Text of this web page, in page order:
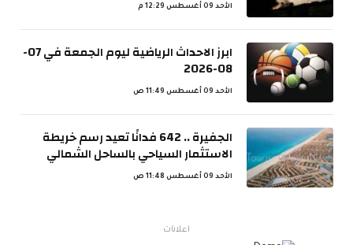
الأحد 09 أغسطس 12:29 م
ابرز الاحداث الرياضية ليوم الجمعة في 07-
08-2026
الأحد 09 أغسطس 11:49 ص
الجفيرة .. 642 فدانًا تعيد رسم خريطة
الاستثمار السياحي بالساحل الشمالي
الأحد 09 أغسطس 11:48 ص
اعلانات